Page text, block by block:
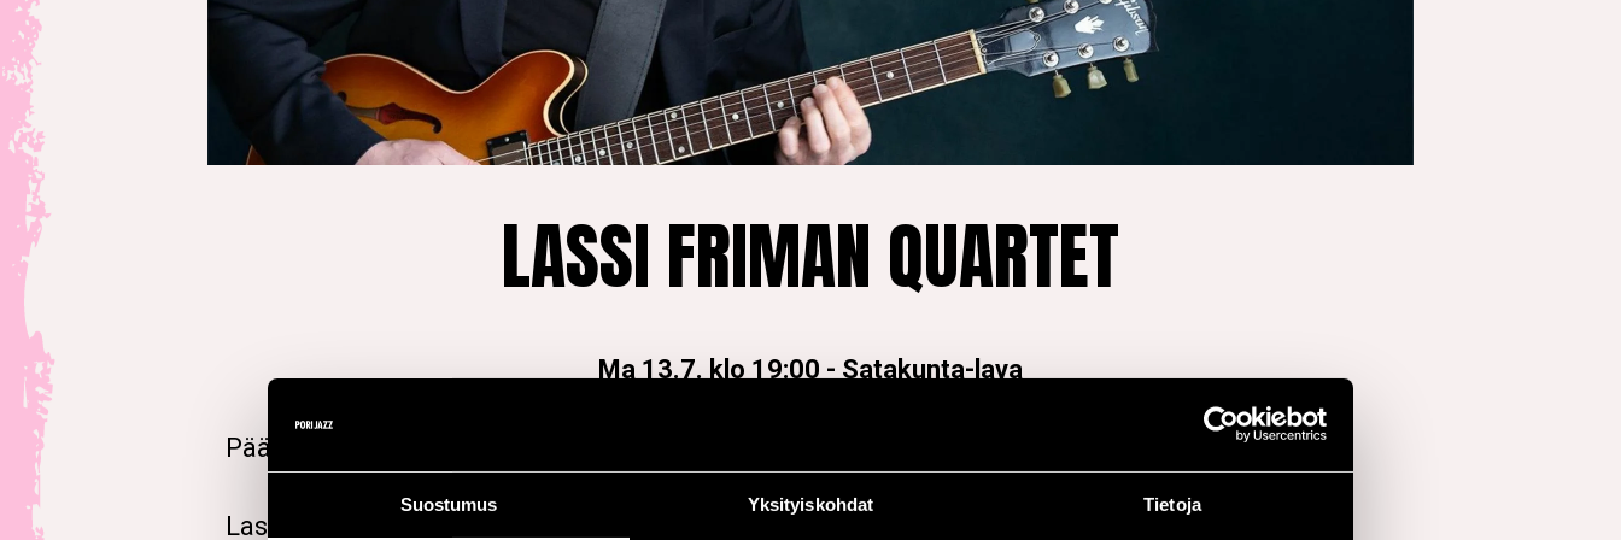
Suostumus Yksityiskohdat Tietoja
LASSI FRIMAN QUARTET
Ma 13.7. klo 19:00 - Satakunta-lava
Pääsymaksuton konsertti
Lassi Friman on Helsingissä vaikuttava kitaristi
myötä hän on päässyt esiintymään yhdessä
esimerkiksi Terell Staffordin, Aaron